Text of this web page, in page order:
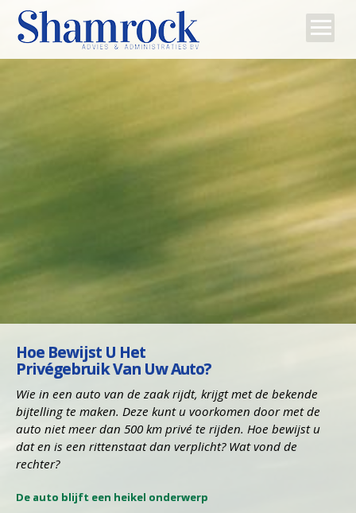
Hoe Bewijst U Het
Privégebruik Van Uw Auto?
Wie in een auto van de zaak rijdt, krijgt met de bekende
bijtelling te maken. Deze kunt u voorkomen door met de
auto niet meer dan 500 km privé te rijden. Hoe bewijst u
dat en is een rittenstaat dan verplicht? Wat vond de
rechter?
De auto blijft een heikel onderwerp